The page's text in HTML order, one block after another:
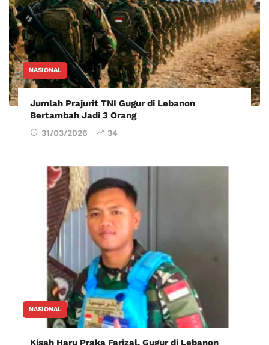
NASIONAL
Jumlah Prajurit TNI Gugur di Lebanon
Bertambah Jadi 3 Orang
31/03/2026 34
NASIONAL
Kisah Haru Praka Farizal, Gugur di Lebanon